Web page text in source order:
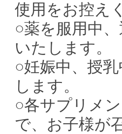
使用をお控え
○薬を服用中
いたします。
○妊娠中、授
します。
○各サプリメ
で、お子様が